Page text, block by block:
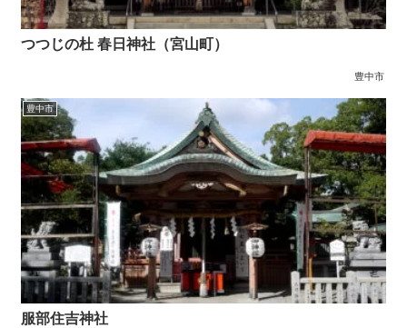
つつじの杜 春日神社（宮山町）
豊中市
豊中市
服部住吉神社